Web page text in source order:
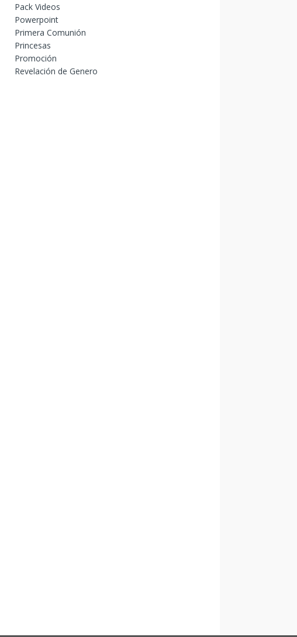
Pack Videos
Powerpoint
Primera Comunión
Princesas
Promoción
Revelación de Genero